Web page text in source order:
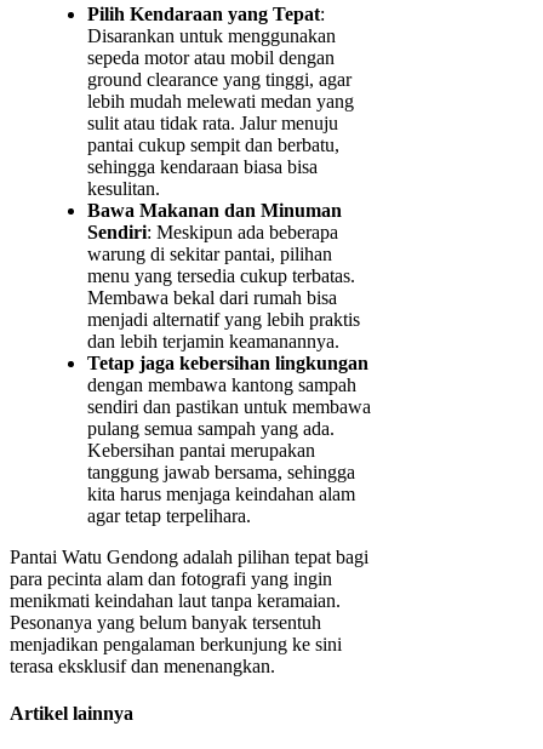
Pilih Kendaraan yang Tepat:
Disarankan untuk menggunakan
sepeda motor atau mobil dengan
ground clearance yang tinggi, agar
lebih mudah melewati medan yang
sulit atau tidak rata. Jalur menuju
pantai cukup sempit dan berbatu,
sehingga kendaraan biasa bisa
kesulitan.
Bawa Makanan dan Minuman
Sendiri: Meskipun ada beberapa
warung di sekitar pantai, pilihan
menu yang tersedia cukup terbatas.
Membawa bekal dari rumah bisa
menjadi alternatif yang lebih praktis
dan lebih terjamin keamanannya.
Tetap jaga kebersihan lingkungan
dengan membawa kantong sampah
sendiri dan pastikan untuk membawa
pulang semua sampah yang ada.
Kebersihan pantai merupakan
tanggung jawab bersama, sehingga
kita harus menjaga keindahan alam
agar tetap terpelihara.
Pantai Watu Gendong adalah pilihan tepat bagi
para pecinta alam dan fotografi yang ingin
menikmati keindahan laut tanpa keramaian.
Pesonanya yang belum banyak tersentuh
menjadikan pengalaman berkunjung ke sini
terasa eksklusif dan menenangkan.
Artikel lainnya